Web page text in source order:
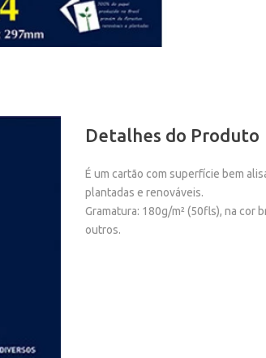
Detalhes do Produto
É um cartão com superfície bem
plantadas e renováveis.
Gramatura: 180g/m² (50fls), na cor
outros.